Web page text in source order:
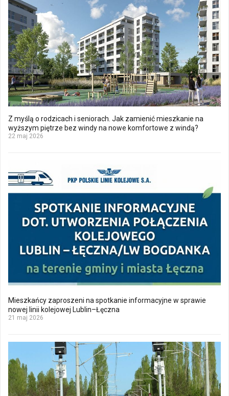
Z myślą o rodzicach i seniorach. Jak zamienić mieszkanie na
wyższym piętrze bez windy na nowe komfortowe z windą?
22 maj 2026
Mieszkańcy zaproszeni na spotkanie informacyjne w sprawie
nowej linii kolejowej Lublin–Łęczna
21 maj 2026